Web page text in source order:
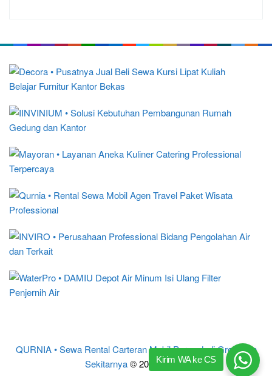
QURNIA • Sewa Rental Carteran Mobil Purwodadi Grobogan
Sekitarnya© 2017 – 2024Kirim WA ke CS